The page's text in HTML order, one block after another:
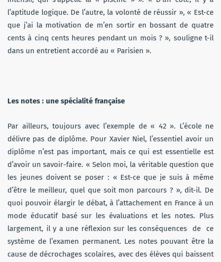
l’aptitude logique. De l’autre, la volonté de réussir », « Est-ce
que j’ai la motivation de m’en sortir en bossant de quatre
cents à cinq cents heures pendant un mois ? », souligne t-il
dans un entretient accordé au « Parisien ».
Les notes : une spécialité française
Par ailleurs, toujours avec l’exemple de « 42 ». L’école ne
délivre pas de diplôme. Pour Xavier Niel, l’essentiel avoir un
diplôme n’est pas important, mais ce qui est essentielle est
d’avoir un savoir-faire. « Selon moi, la véritable question que
les jeunes doivent se poser : « Est-ce que je suis à même
d’être le meilleur, quel que soit mon parcours ? », dit-il. De
quoi pouvoir élargir le débat, à l’attachement en France à un
mode éducatif basé sur les évaluations et les notes. Plus
largement, il y a une réflexion sur les conséquences de ce
système de l’examen permanent. Les notes pouvant être la
cause de décrochages scolaires, avec des élèves qui baissent